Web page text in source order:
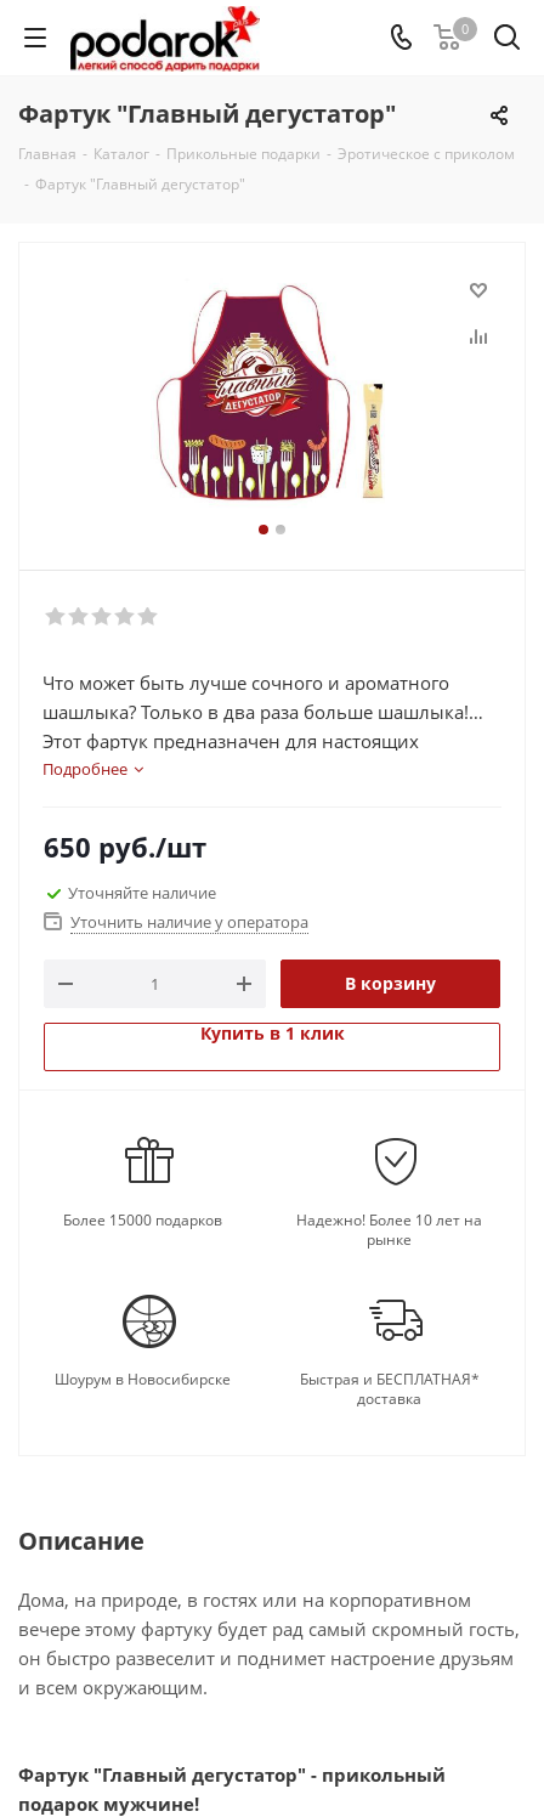
0
Фартук "Главный дегустатор"
Главная - Каталог - Прикольные подарки - Эротическое с приколом
- Фартук "Главный дегустатор"
Что может быть лучше сочного и ароматного
шашлыка? Только в два раза больше шашлыка!
Этот фартук предназначен для настоящих
мастеров этого замечательного блюда. Поможет
больше удовольствия!
Подробнее
650 руб./шт
Уточняйте наличие
Уточнить наличие у оператора
В корзину
Купить в 1 клик
Более 15000 подарков
Надежно! Более 10 лет на
рынке
Шоурум в Новосибирске
Быстрая и БЕСПЛАТНАЯ*
доставка
Описание
Дома, на природе, в гостях или на корпоративном
вечере этому фартуку будет рад самый скромный гость,
он быстро развеселит и поднимет настроение друзьям
и всем окружающим.
Фартук "Главный дегустатор" - прикольный
подарок мужчине!